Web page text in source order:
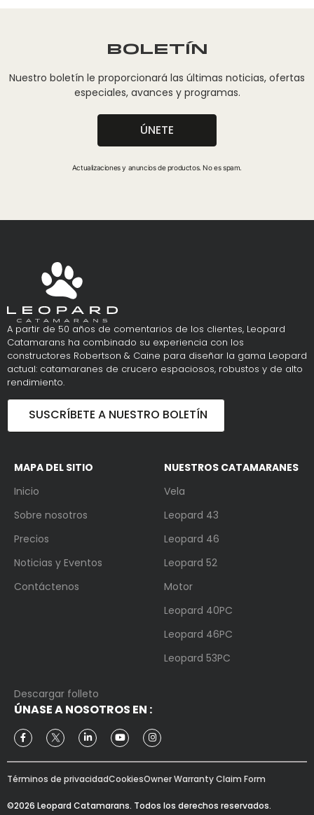
BOLETÍN
Nuestro boletín le proporcionará las últimas noticias, ofertas
especiales, avances y programas.
ÚNETE
Actualizaciones y anuncios de productos. No es spam.
A partir de 50 años de comentarios de los clientes, Leopard
Catamarans ha combinado su experiencia con los
constructores Robertson & Caine para diseñar la gama Leopard
actual: catamaranes de crucero espaciosos, robustos y de alto
rendimiento.
SUSCRÍBETE A NUESTRO BOLETÍN
MAPA DEL SITIO
Inicio
Sobre nosotros
Precios
Noticias y Eventos
Contáctenos
NUESTROS CATAMARANES
Vela
Leopard 43
Leopard 46
Leopard 52
Motor
Leopard 40PC
Leopard 46PC
Leopard 53PC
Descargar folleto
ÚNASE A NOSOTROS EN :
Términos de privacidadCookiesOwner Warranty Claim Form
©2026 Leopard Catamarans. Todos los derechos reservados.